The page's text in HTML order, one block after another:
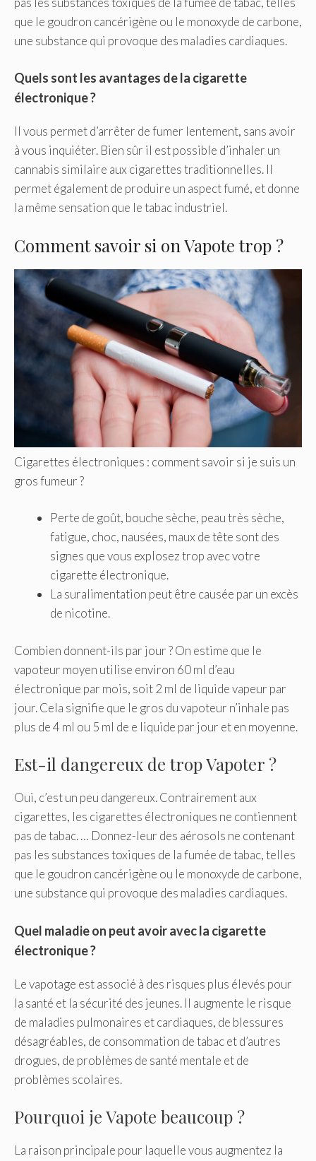
que le goudron cancérigène ou le monoxyde de carbone,
une substance qui provoque des maladies cardiaques.
Quels sont les avantages de la cigarette
électronique ?
Il vous permet d’arrêter de fumer lentement, sans avoir
à vous inquiéter. Bien sûr il est possible d’inhaler un
cannabis similaire aux cigarettes traditionnelles. Il
permet également de produire un aspect fumé, et donne
la même sensation que le tabac industriel.
Comment savoir si on Vapote trop ?
Cigarettes électroniques : comment savoir si je suis un
gros fumeur ?
Perte de goût, bouche sèche, peau très sèche,
fatigue, choc, nausées, maux de tête sont des
signes que vous explosez trop avec votre
cigarette électronique.
La suralimentation peut être causée par un excès
de nicotine.
Combien donnent-ils par jour ? On estime que le
vapoteur moyen utilise environ 60 ml d’eau
électronique par mois, soit 2 ml de liquide vapeur par
jour. Cela signifie que le gros du vapoteur n’inhale pas
plus de 4 ml ou 5 ml de e liquide par jour et en moyenne.
Est-il dangereux de trop Vapoter ?
Oui, c’est un peu dangereux. Contrairement aux
cigarettes, les cigarettes électroniques ne contiennent
pas de tabac. … Donnez-leur des aérosols ne contenant
pas les substances toxiques de la fumée de tabac, telles
que le goudron cancérigène ou le monoxyde de carbone,
une substance qui provoque des maladies cardiaques.
Quel maladie on peut avoir avec la cigarette
électronique ?
Le vapotage est associé à des risques plus élevés pour
la santé et la sécurité des jeunes. Il augmente le risque
de maladies pulmonaires et cardiaques, de blessures
désagréables, de consommation de tabac et d’autres
drogues, de problèmes de santé mentale et de
problèmes scolaires.
Pourquoi je Vapote beaucoup ?
La raison principale pour laquelle vous augmentez la